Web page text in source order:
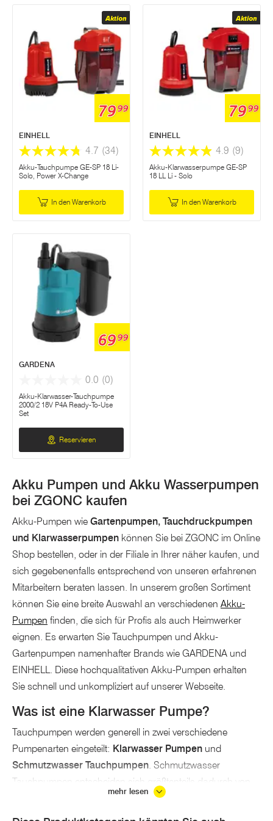
Aktion
7999
EINHELL
4.7 (34)
Akku-Tauchpumpe GE-SP 18 Li-
Solo, Power X-Change
In den Warenkorb
Aktion
7999
EINHELL
4.9 (9)
Akku-Klarwasserpumpe GE-SP
18 LL Li - Solo
In den Warenkorb
6999
GARDENA
0.0 (0)
Akku-Klarwasser-Tauchpumpe
2000/2 18V P4A Ready-To-Use
Set
Reservieren
Akku Pumpen und Akku Wasserpumpen
bei ZGONC kaufen
Akku-Pumpen wie Gartenpumpen, Tauchdruckpumpen
und Klarwasserpumpen können Sie bei ZGONC im Online
Shop bestellen, oder in der Filiale in Ihrer näher kaufen, und
sich gegebenenfalls entsprechend von unseren erfahrenen
Mitarbeitern beraten lassen. In unserem großen Sortiment
können Sie eine breite Auswahl an verschiedenen Akku-
Pumpen finden, die sich für Profis als auch Heimwerker
eignen. Es erwarten Sie Tauchpumpen und Akku-
Gartenpumpen namenhafter Brands wie GARDENA und
EINHELL. Diese hochqualitativen Akku-Pumpen erhalten
Sie schnell und unkompliziert auf unserer Webseite.
Was ist eine Klarwasser Pumpe?
Tauchpumpen werden generell in zwei verschiedene
Pumpenarten eingeteilt: Klarwasser Pumpen und
Schmutzwasser Tauchpumpen. Schmutzwasser
Tauchpumpen entscheiden sich größtenteils dadurch von
Klarwasser Pumpen, indem sie unempfindlich gegen
mehr lesen